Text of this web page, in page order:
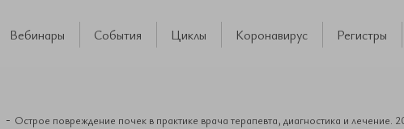
Вебинары События Циклы Коронавирус Регистры
Острое повреждение почек в практике врача терапевта, диагностика и лечение.